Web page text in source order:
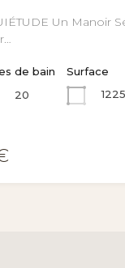
Un Manoir
de bain
20
Surface
1225